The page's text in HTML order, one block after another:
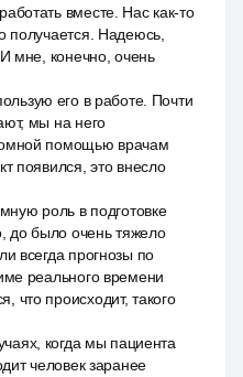
вместе. Нас как-то
получается. Надеюсь,
мне, конечно, очень
его в работе. Почти
мы на него
помощью врачам
появился, это внесло
роль в подготовке
до было очень тяжело
всегда прогнозы по
реального времени
что происходит, такого
когда мы пациента
человек заранее